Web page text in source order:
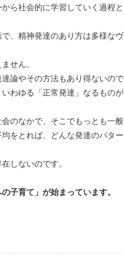
ら社会的に学習していく過程
、精神発達のあり方は多様な
せん。
論やその方法もあり得ないので
わゆる「正常発達」なるもの
のなかで、そこでもっとも一
をとれば、どんな発達のパタ
しないのです。
子育て」が始まっています。